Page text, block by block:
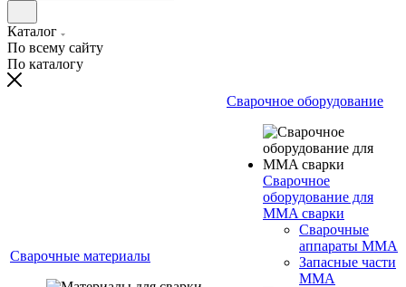
Каталог
По всему сайту
По каталогу
Сварочные материалы
Сварочное оборудование
Сварочное
оборудование для
MMA сварки
Сварочные
аппараты MMA
Запасные части
MMA